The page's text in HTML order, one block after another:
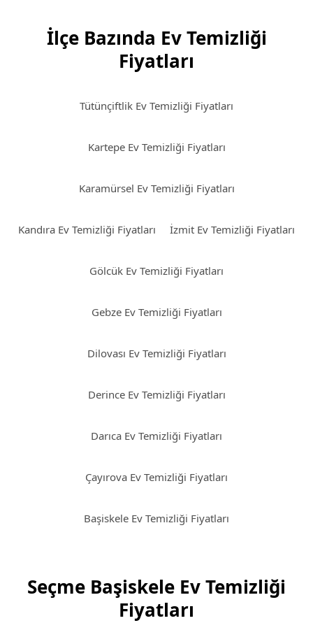
İlçe Bazında Ev Temizliği
Fiyatları
Tütünçiftlik Ev Temizliği Fiyatları
Kartepe Ev Temizliği Fiyatları
Karamürsel Ev Temizliği Fiyatları
Kandıra Ev Temizliği Fiyatları İzmit Ev Temizliği Fiyatları
Gölcük Ev Temizliği Fiyatları
Gebze Ev Temizliği Fiyatları
Dilovası Ev Temizliği Fiyatları
Derince Ev Temizliği Fiyatları
Darıca Ev Temizliği Fiyatları
Çayırova Ev Temizliği Fiyatları
Başiskele Ev Temizliği Fiyatları
Seçme Başiskele Ev Temizliği
Fiyatları